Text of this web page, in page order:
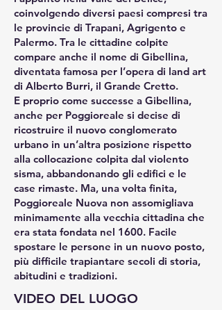
coinvolgendo diversi paesi compresi tra
le provincie di Trapani, Agrigento e
Palermo. Tra le cittadine colpite
compare anche il nome di Gibellina,
diventata famosa per l’opera di land art
di Alberto Burri, il Grande Cretto.
E proprio come successe a Gibellina,
anche per Poggioreale si decise di
ricostruire il nuovo conglomerato
urbano in un’altra posizione rispetto
alla collocazione colpita dal violento
sisma, abbandonando gli edifici e le
case rimaste. Ma, una volta finita,
Poggioreale Nuova non assomigliava
minimamente alla vecchia cittadina che
era stata fondata nel 1600. Facile
spostare le persone in un nuovo posto,
più difficile trapiantare secoli di storia,
abitudini e tradizioni.
VIDEO DEL LUOGO